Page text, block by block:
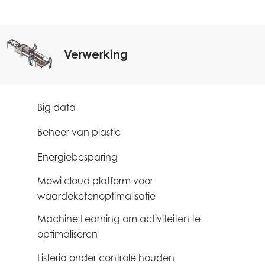
Verwerking
Big data
Beheer van plastic
Energiebesparing
Mowi cloud platform voor
waardeketenoptimalisatie
Machine Learning om activiteiten te
optimaliseren
Listeria onder controle houden